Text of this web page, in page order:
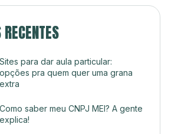
Sites para dar aula particular:
opções pra quem quer uma grana
extra
Como saber meu CNPJ MEI? A gente
explica!